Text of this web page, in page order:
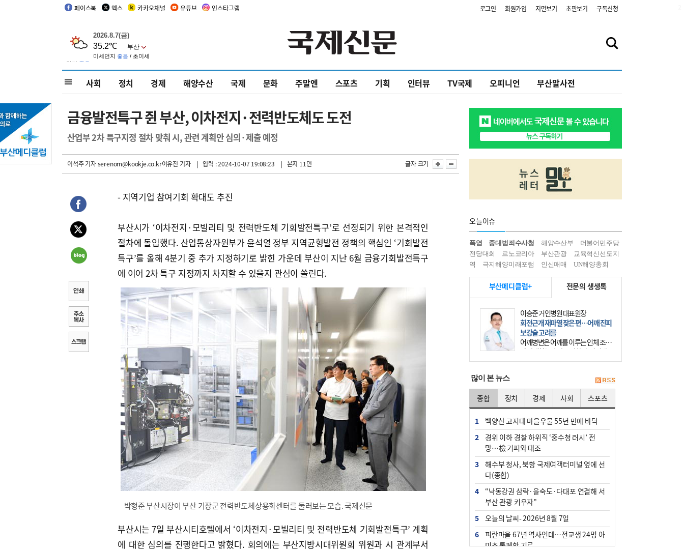
페이스북 엑스 카카오채널 유튜브 인스타그램 로그인 회원가입 지면보기 초판보기 구독신청
사회 정치 경제 해양수산 국제 문화 주말엔 스포츠 기획 인터뷰 TV국제 오피니언 부산말사전
금융발전특구 쥔 부산, 이차전지·전력반도체도 도전
산업부 2차 특구지정 절차 맞춰 시, 관련 계획안 심의·제출 예정
이석주 기자serenom@kookje.co.kr이유진 기자 | 입력 : 2024-10-07 19:08:23 | 본지 11면 글자 크기
- 지역기업 참여기회 확대도 추진
부산시가 ‘이차전지·모빌리티 및 전력반도체 기회발전특구’로 선정되기 위한 본격적인
절차에 돌입했다. 산업통상자원부가 윤석열 정부 지역균형발전 정책의 핵심인 ‘기회발전
특구’를 올해 4분기 중 추가 지정하기로 밝힌 가운데 부산이 지난 6월 금융기회발전특구
에 이어 2차 특구 지정까지 차지할 수 있을지 관심이 쏠린다.
박형준 부산시장이 부산 기장군 전력반도체상용화센터를 둘러보는 모습. 국제신문
부산시는 7일 부산시티호텔에서 ‘이차전지·모빌리티 및 전력반도체 기회발전특구’ 계획
에 대한 심의를 진행한다고 밝혔다. 회의에는 부산지방시대위원회 위원과 시 관계부서
오늘이슈
폭염 중대범죄수사청 해양수산부
더불어민주당
전당대회
르노코리아 부산관광
교육혁신선도지
역
극지해양미래포럼 인신매매 UN해양총회
부산메디클럽+ 전문의 생생톡
이승준 거인병원 대표원장
회전근개 재파열 잦은 편…어깨 진피
보강술 고려를
어깨병변은 어깨를 이루는 인체 조직
에 발생하는 손상을 말한다. 여기에
는 오십견과 회전근개 증후군, 어깨
많이 본 뉴스
종합 정치 경제 사회 스포츠
1
백양산 고지대 마을우물 55년 만에 바닥
2
경위 이하 경찰 하위직 ‘중수청 러시’ 전
망…檢 기피와 대조
3
해수부 청사, 북항 국제여객터미널 옆에 선
다(종합)
4
“낙동강권 삼락·을숙도·다대포 연결해 서
부산 관광 키우자”
5
오늘의 날씨- 2026년 8월 7일
6
피란마을 67년 역사인데…전교생 24명 아
미초 통폐합 기로